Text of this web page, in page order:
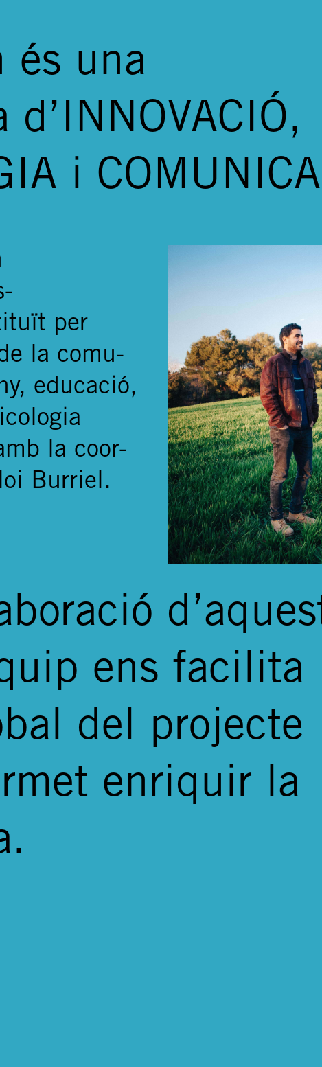
és una
d’INNOVACIÓ,
i
per
la comu-
educació,
la coor-
Burriel.
ens facilita
del projecte
enriquir la